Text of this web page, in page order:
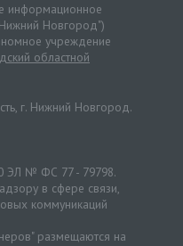
информационное
Новгород")
учреждение
областной
г. Нижний Новгород.
ЭЛ № ФС 77 - 79798.
в сфере связи,
коммуникаций
размещаются на